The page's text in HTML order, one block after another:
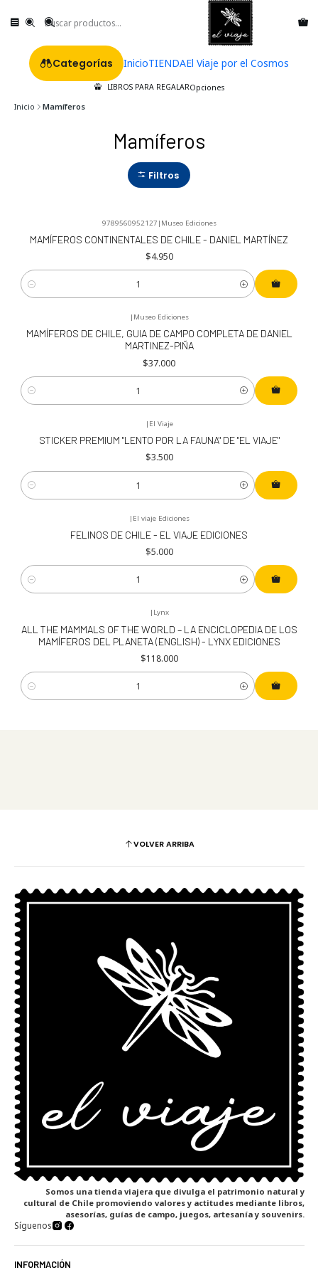
Categorías InicioTIENDAEl Viaje por el Cosmos
LIBROS PARA REGALAROpciones
Inicio Mamíferos
Mamíferos
Filtros
9789560952127 | Museo Ediciones
MAMÍFEROS CONTINENTALES DE CHILE - DANIEL MARTÍNEZ
$4.950
Cantidad
| Museo Ediciones
MAMÍFEROS DE CHILE, GUIA DE CAMPO COMPLETA DE DANIEL
MARTINEZ-PIÑA
$37.000
Cantidad
| El Viaje
STICKER PREMIUM "LENTO POR LA FAUNA" DE "EL VIAJE"
$3.500
Cantidad
| El viaje Ediciones
FELINOS DE CHILE - EL VIAJE EDICIONES
$5.000
Cantidad
| Lynx
ALL THE MAMMALS OF THE WORLD – LA ENCICLOPEDIA DE LOS
MAMÍFEROS DEL PLANETA (ENGLISH) - LYNX EDICIONES
$118.000
Cantidad
VOLVER ARRIBA
Somos una tienda viajera que divulga el patrimonio natural y
cultural de Chile promoviendo valores y actitudes mediante libros,
asesorías, guías de campo, juegos, artesanía y souvenirs.
Síguenos
INFORMACIÓN